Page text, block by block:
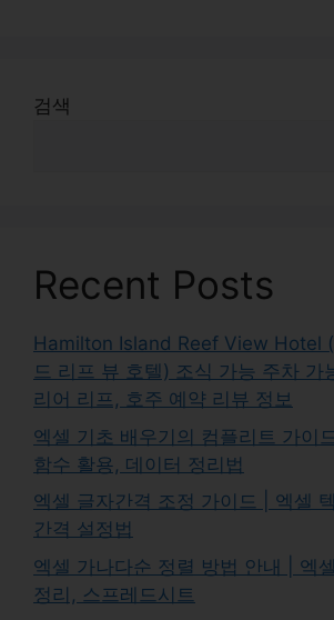
검색
Recent Posts
Hamilton Island Reef View Hotel (
드 리프 뷰 호텔) 조식 가능 주차 가
리어 리프, 호주 예약 리뷰 정보
엑셀 기초 배우기의 컴플리트 가이
함수 활용, 데이터 정리법
엑셀 글자간격 조정 가이드 | 엑셀
간격 설정법
엑셀 가나다순 정렬 방법 안내 | 엑
정리, 스프레드시트